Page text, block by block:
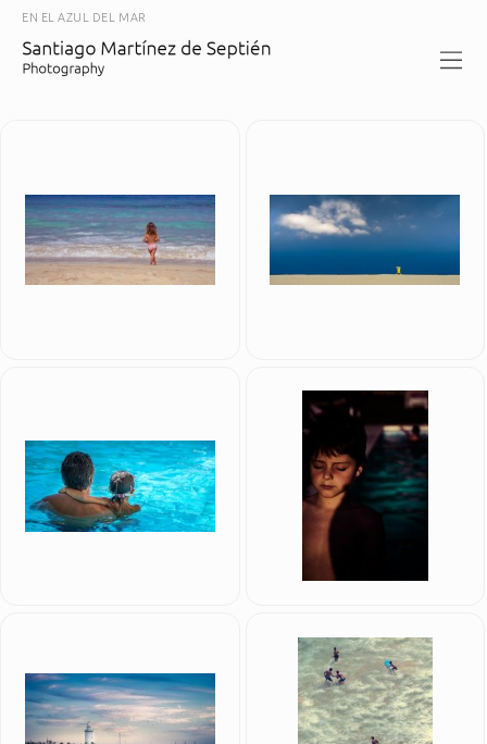
EN EL AZUL DEL MAR